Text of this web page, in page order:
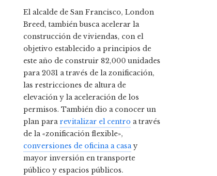
El alcalde de San Francisco, London
Breed, también busca acelerar la
construcción de viviendas, con el
objetivo establecido a principios de
este año de construir 82,000 unidades
para 2031 a través de la zonificación,
las restricciones de altura de
elevación y la aceleración de los
permisos. También dio a conocer un
plan pararevitalizar el centro a través
de la «zonificación flexible»,
conversiones de oficina a casay
mayor inversión en transporte
público y espacios públicos.